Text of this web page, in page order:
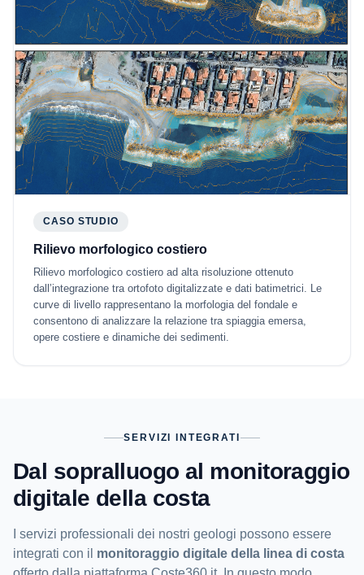
CASO STUDIO
Rilievo morfologico costiero
Rilievo morfologico costiero ad alta risoluzione ottenuto
dall’integrazione tra ortofoto digitalizzate e dati batimetrici. Le
curve di livello rappresentano la morfologia del fondale e
consentono di analizzare la relazione tra spiaggia emersa,
opere costiere e dinamiche dei sedimenti.
SERVIZI INTEGRATI
Dal sopralluogo al monitoraggio
digitale della costa
I servizi professionali dei nostri geologi possono essere
integrati con il monitoraggio digitale della linea di costa